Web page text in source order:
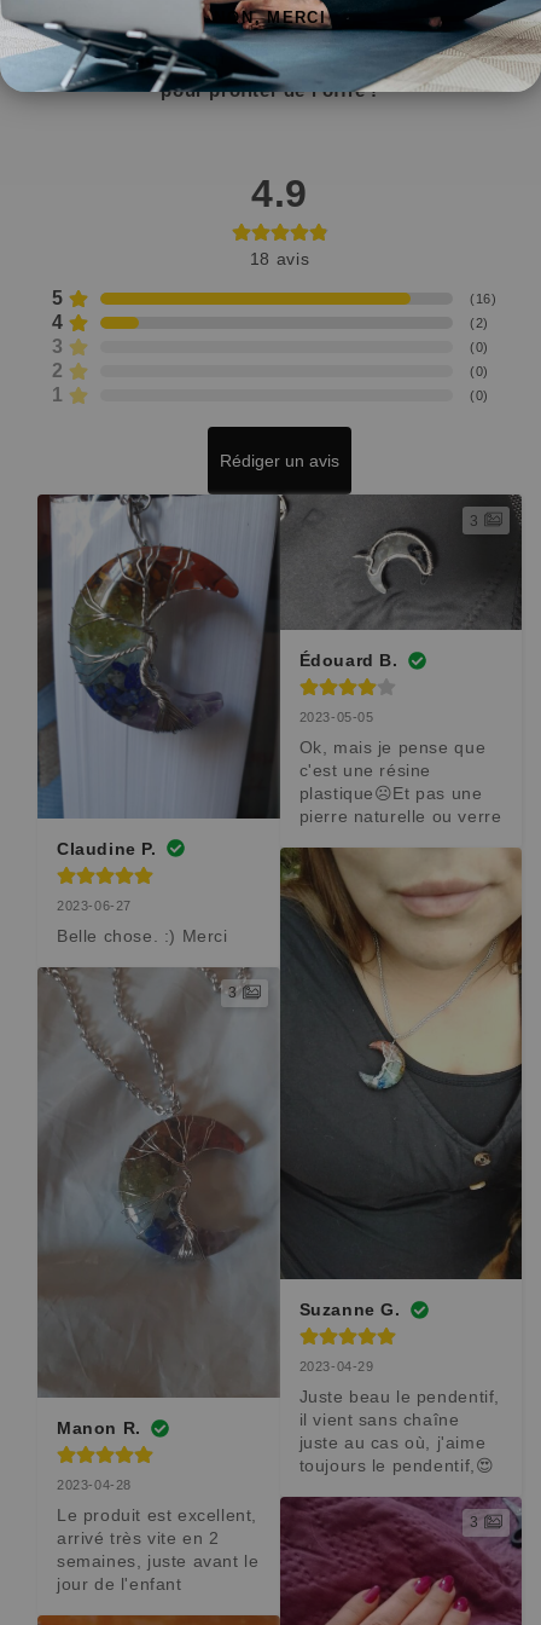
Cliquez sur le bouton "Ajouter au panier" maintenant
pour profiter de l’offre !
4.9
18 avis
5 ( 16)
4 (2)
3 (0)
2 (0)
1 (0)
Rédiger un avis
Claudine P.
2023-06-27
Belle chose. :) Merci
3
Manon R.
2023-04-28
Le produit est excellent,
arrivé très vite en 2
semaines, juste avant le
jour de l'enfant
3
Édouard B.
2023-05-05
Ok, mais je pense que
c'est une résine
plastique☹️Et pas une
pierre naturelle ou verre
Suzanne G.
2023-04-29
Juste beau le pendentif,
il vient sans chaîne
juste au cas où, j'aime
toujours le pendentif,😍
3
NON, MERCI